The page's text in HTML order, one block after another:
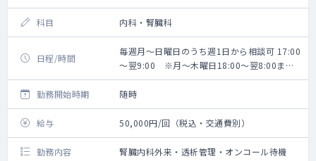
科目 内科・腎臓科
日程/時間
毎週月～日曜日のうち週1日から相談可 17:00
～翌9:00 ※月～木曜日18:00～翌8:00まで
相談可。
勤務開始時期
随時
給与 50,000円/回（税込・交通費別）
勤務内容 腎臓内科外来・透析管理・オンコール待機